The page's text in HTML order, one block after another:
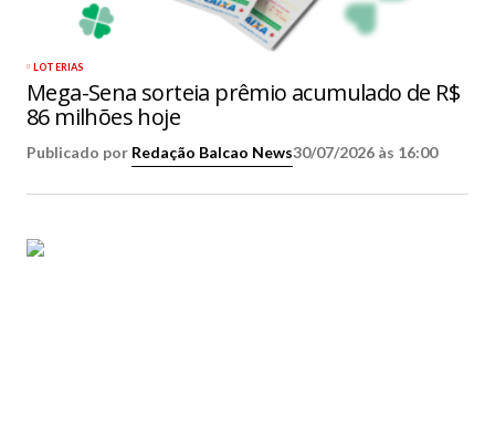
LOTERIAS
Mega-Sena sorteia prêmio acumulado de R$
86 milhões hoje
Publicado por Redação Balcao News30/07/2026 às 16:00